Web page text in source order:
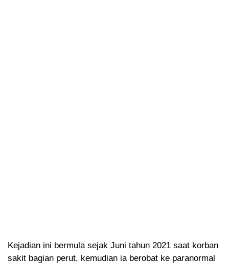
Kejadian ini bermula sejak Juni tahun 2021 saat korban
sakit bagian perut, kemudian ia berobat ke paranormal